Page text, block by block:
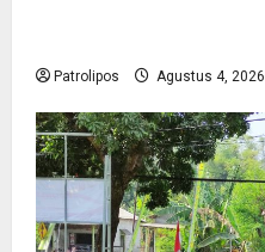
Patrolipos Agustus 4, 2026